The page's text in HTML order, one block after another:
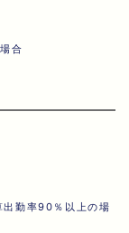
合
勤率90％以上の場